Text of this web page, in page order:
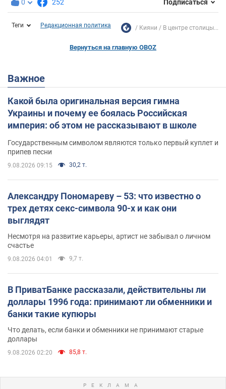
0 252 Подписаться
Теги Редакционная политика Кияни В центре столицы...
Вернуться на главную OBOZ
Важное
Какой была оригинальная версия гимна
Украины и почему ее боялась Российская
империя: об этом не рассказывают в школе
Государственным символом являются только первый куплет и
припев песни
9.08.2026 09:15 30,2 т.
Александру Пономареву – 53: что известно о
трех детях секс-символа 90-х и как они
выглядят
Несмотря на развитие карьеры, артист не забывал о личном
счастье
9.08.2026 04:01 9,7 т.
В ПриватБанке рассказали, действительны ли
доллары 1996 года: принимают ли обменники и
банки такие купюры
Что делать, если банки и обменники не принимают старые
доллары
9.08.2026 02:20 85,8 т.